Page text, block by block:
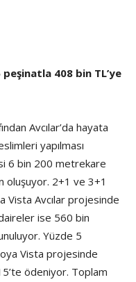
408 bin TL’ye
Avcılar’da hayata
yapılması
6 bin 200 metrekare
oluşuyor. 2+1 ve 3+1
Vista Avcılar projesinde
ise 560 bin
Yüzde 5
Vista projesinde
ödeniyor. Toplam